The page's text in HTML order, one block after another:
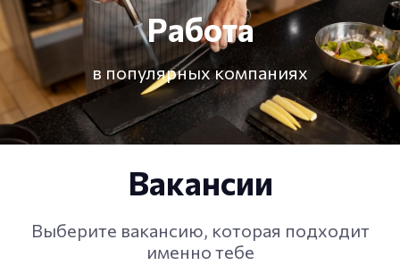
Работа
в популярных компаниях
Вакансии
Выберите вакансию, которая подходит
именно тебе